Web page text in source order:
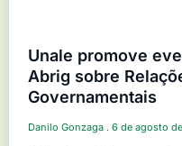
Unale promove
Abrig sobre
Governamentais
Danilo Gonzaga 6 de agosto